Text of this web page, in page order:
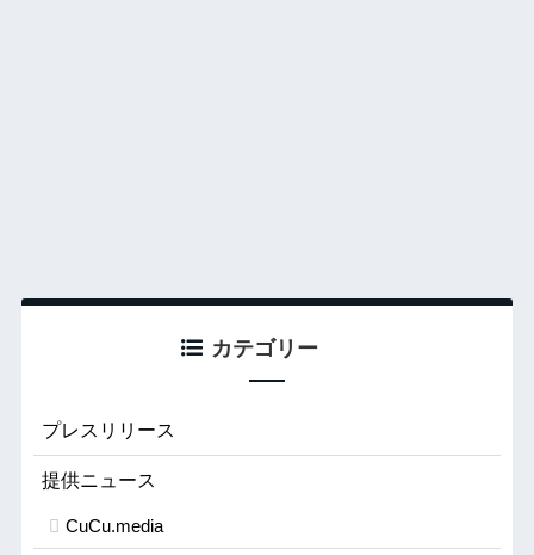
カテゴリー
プレスリリース
提供ニュース
CuCu.media